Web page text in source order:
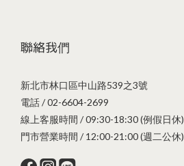
聯絡我們
新北市林口區中山路539之3號
電話 / 02-6604-2699
線上客服時間 / 09:30-18:30 (例假日休)
門市營業時間 / 12:00-21:00 (週二公休)